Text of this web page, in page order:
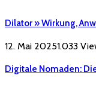
Dilator » Wirkung,
12. Mai 20251.033
Digitale Nomaden: